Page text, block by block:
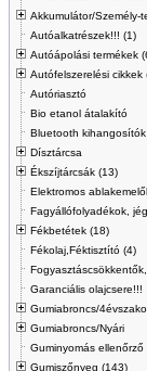
Akkumulátor/Személy-
Autóalkatrészek!!! (1)
Autóápolási termékek
Autófelszerelési cikkek
Autóriasztó
Bio etanol átalakító
Bluetooth kihangosítók
Dísztárcsa
Ékszíjtárcsák (13)
Elektromos
Fagyállófolyadékok,
Fékbetétek (18)
Fékolaj,Féktisztító (4)
Garanciális olajcsere!!!
Gumiabroncs/
Gumiabroncs/Nyári
Guminyomás ellenőrző
Gumiszőnyeg (143)